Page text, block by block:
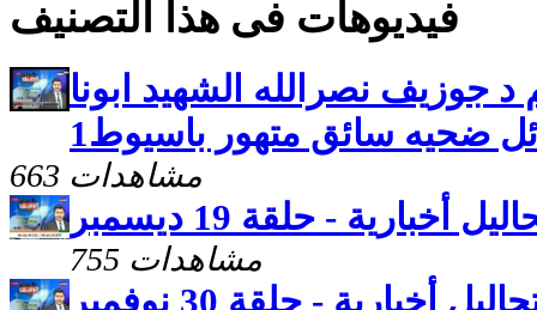
فيديوهات فى هذا التصنيف
د جوزيف نصرالله الشهيد ابونا
ضحيه سائق متهور باسيوط1
663 مشاهدات
أخبارية - حلقة 19 ديسمبر
755 مشاهدات
أخبارية - حلقة 30 نوفمبر